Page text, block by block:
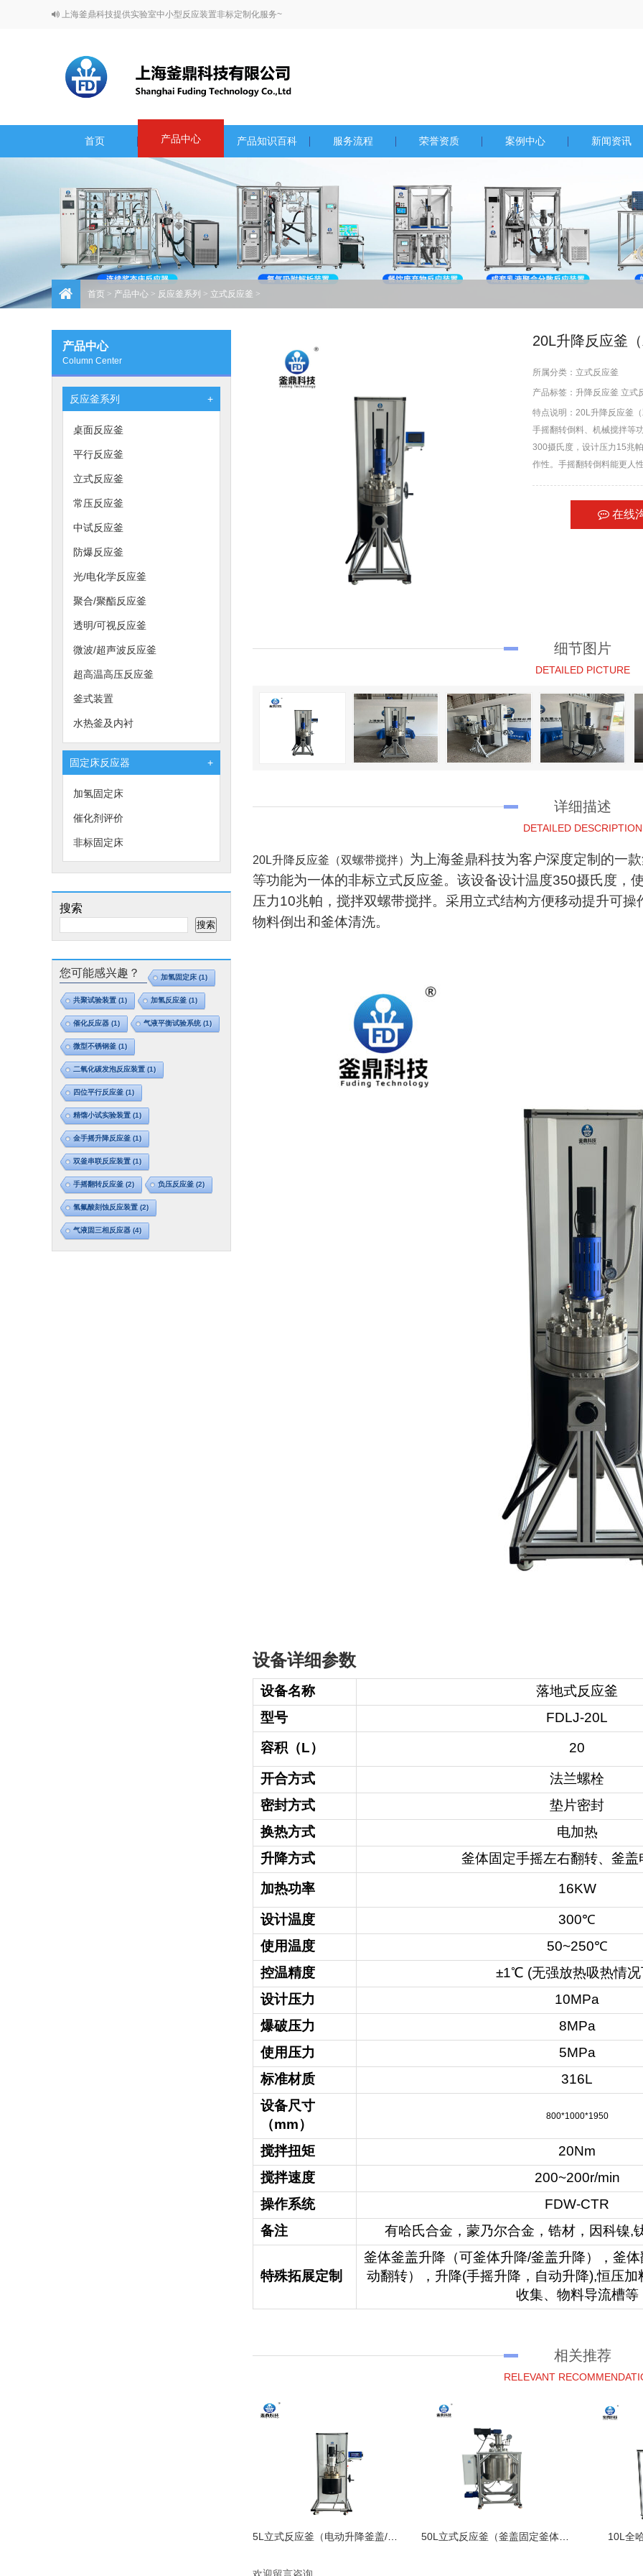
上海釜鼎科技提供实验室中小型反应装置非标定制化服务~
首页 产品中心 产品知识百科 服务流程 荣誉资质 案例中心 新闻资讯
首页 > 产品中心 > 反应釜系列 > 立式反应釜 >
产品中心
Column Center
反应釜系列 +
桌面反应釜
平行反应釜
立式反应釜
常压反应釜
中试反应釜
防爆反应釜
光/电化学反应釜
聚合/聚酯反应釜
透明/可视反应釜
微波/超声波反应釜
超高温高压反应釜
釜式装置
水热釜及内衬
固定床反应器 +
加氢固定床
催化剂评价
非标固定床
搜索
搜索
您可能感兴趣？ 加氢固定床(1)
共聚试验装置(1) 加氢反应釜 (1)
催化反应器 (1) 气液平衡试验系统(1)
微型不锈钢釜 (1)
二氧化碳发泡反应装置(1)
四位平行反应釜 (1)
精馏小试实验装置(1)
金手摇升降反应釜 (1)
双釜串联反应装置(1)
手摇翻转反应釜 (2) 负压反应釜 (2)
氢氟酸刻蚀反应装置(2)
气液固三相反应器 (4)
20L升降反应釜
所属分类： 立式反应釜
产品标签： 升降反应釜 立式
特点说明：20L升降反应釜
手摇翻转倒料、机械搅拌等
300摄氏度，设计压力15兆
作性。手摇翻转倒料能更人
在线
细节图片
DETAILED PICTURE
详细描述
DETAILED DESCRIPTION
20L升降反应釜（双螺带搅拌） 为上海釜鼎科技为客户深度定制的一
等功能为一体的非标立式反应釜。该设备设计温度350摄氏度，
压力10兆帕，搅拌双螺带搅拌。采用立式结构方便移动提升可
物料倒出和釜体清洗。
设备详细参数
设备名称
落地式反应釜
型号
FDLJ-20L
容积（L）
20
开合方式
法兰螺栓
密封方式
垫片密封
换热方式
电加热
升降方式
釜体固定手摇左右翻转、釜盖
加热功率
16KW
设计温度
300℃
使用温度
50~250℃
控温精度
±1℃ (无强放热吸热情况
设计压力
10MPa
爆破压力
8MPa
使用压力
5MPa
标准材质
316L
设备尺寸
（mm）
800*1000*1950
搅拌扭矩
20Nm
搅拌速度
200~200r/min
操作系统
FDW-CTR
备注
有哈氏合金，蒙乃尔合金，锆材，因科镍,
特殊拓展定制
釜体釜盖升降（可釜体升降/釜盖升降），釜
动翻转），升降(手摇升降，自动升降),恒压
收集、物料导流槽等
相关推荐
RELEVANT
5L立式反应釜（电动升降釜盖/手摇翻转倒料） 50L立式反应釜（釜盖固定釜体升降） 10L全